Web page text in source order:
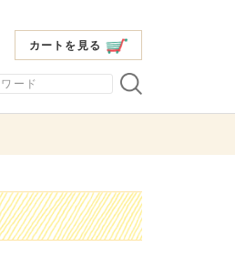
カートを見る